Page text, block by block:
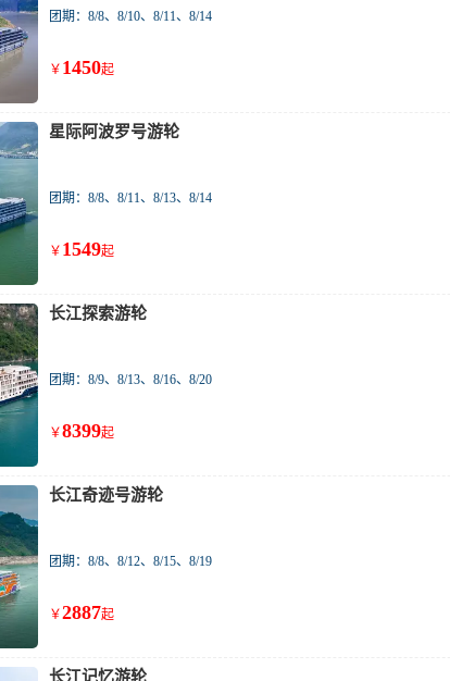
团期：8/8、8/10、8/11、8/14
￥ 1450起
星际阿波罗号游轮
团期：8/8、8/11、8/13、8/14
￥ 1549起
长江探索游轮
团期：8/9、8/13、8/16、8/20
￥8399起
长江奇迹号游轮
团期：8/8、8/12、8/15、8/19
￥2887起
长江记忆游轮